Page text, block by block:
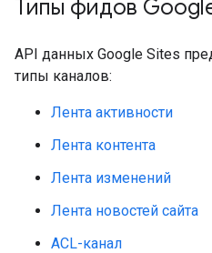
Типы фидов
API данных Google Sites
типы каналов:
Лента активности
Лента контента
Лента изменений
Лента новостей сайта
ACL-канал